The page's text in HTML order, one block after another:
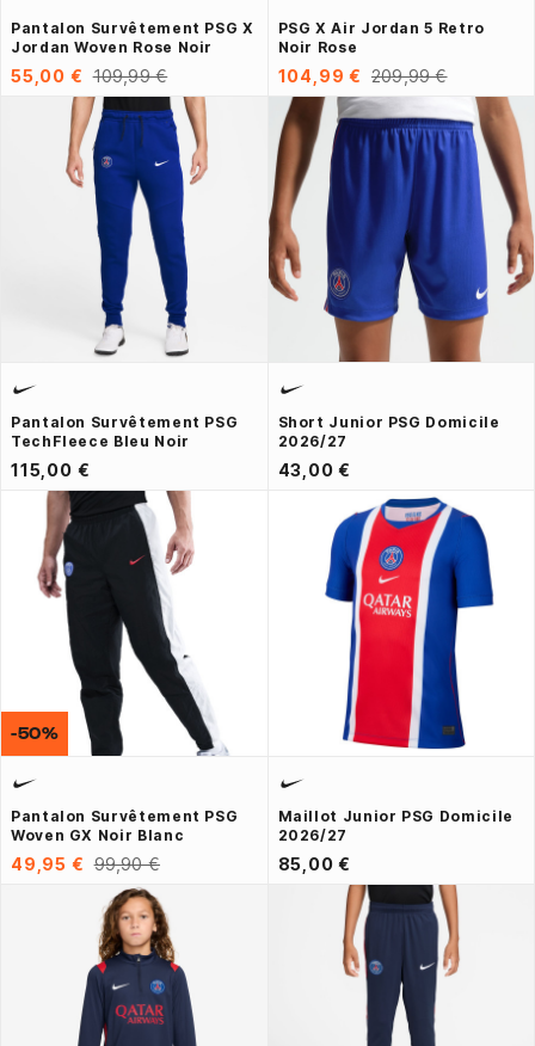
Pantalon Survêtement PSG X
Jordan Woven Rose Noir
55,00 € 109,99 €
PSG X Air Jordan 5 Retro
Noir Rose
104,99 € 209,99 €
Pantalon Survêtement PSG
TechFleece Bleu Noir
115,00 €
Short Junior PSG Domicile
2026/27
43,00 €
Pantalon Survêtement PSG
Woven GX Noir Blanc
49,95 € 99,90 €
-50%
Maillot Junior PSG Domicile
2026/27
85,00 €